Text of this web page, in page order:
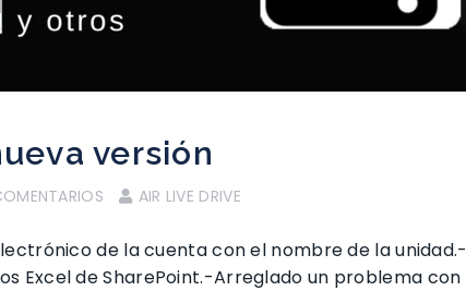
versión
AIR LIVE DRIVE
de la cuenta con el nombre de la unidad.-
Excel de SharePoint.-Arreglado un problema con